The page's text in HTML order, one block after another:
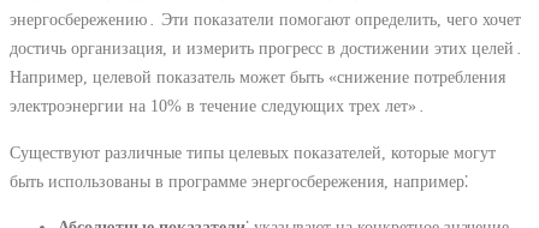
энергосбережению․ Эти показатели помогают определить, чего хочет
достичь организация, и измерить прогресс в достижении этих целей․
Например, целевой показатель может быть «снижение потребления
электроэнергии на 10% в течение следующих трех лет»․
Существуют различные типы целевых показателей, которые могут
быть использованы в программе энергосбережения, например⁚